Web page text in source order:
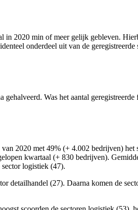
in 2020 min of meer gelijk gebleven.
onderdeel uit van de
Was het aantal
2020 met 49% (+ 4.002 bedrijven)
kwartaal (+ 830 bedrijven).
logistiek (47).
detailhandel (27). Daarna komen de